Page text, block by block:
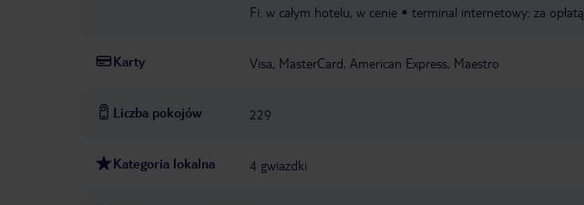
Fi: w całym hotelu, w cenie
terminal internetowy: za opłatą
Karty Visa, MasterCard, American Express, Maestro
Liczba pokojów 229
Kategoria lokalna 4 gwiazdki